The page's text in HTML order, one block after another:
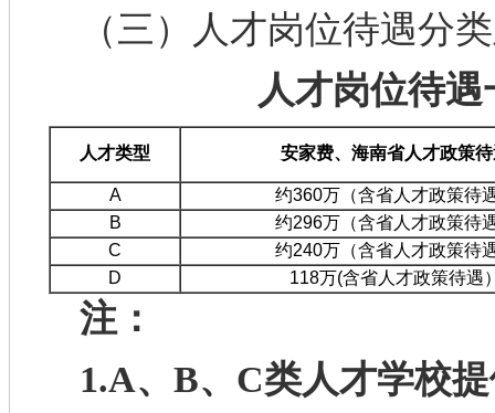
（三）人才岗位待遇分
人才岗位待
人才类型 安家费、 海南省人才政策
A
约360万（含省人才政策待
B
约296万（含省人才政策待
C
约240万（含省人才政策待
D
118万(含省人才政策待遇
注：
1.A、B、C类人才学校